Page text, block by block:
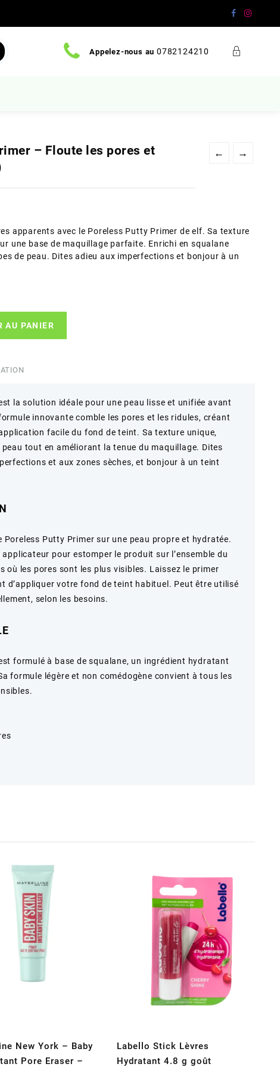
Appelez-nous au 0782124210
← →
– Floute les pores et
apparents avec le Poreless Putty Primer de elf. Sa texture
une base de maquillage parfaite. Enrichi en squalane
de peau. Dites adieu aux imperfections et bonjour à un
AU PANIER
la solution idéale pour une peau lisse et unifiée avant
innovante comble les pores et les ridules, créant
facile du fond de teint. Sa texture unique,
tout en améliorant la tenue du maquillage. Dites
et aux zones sèches, et bonjour à un teint
Putty Primer sur une peau propre et hydratée.
pour estomper le produit sur l’ensemble du
où les pores sont les plus visibles. Laissez le primer
d’appliquer votre fond de teint habituel. Peut être utilisé
selon les besoins.
formulé à base de squalane, un ingrédient hydratant
formule légère et non comédogène convient à tous les
New York – Baby
Pore Eraser –
Labello Stick Lèvres
Hydratant 4.8 g goût